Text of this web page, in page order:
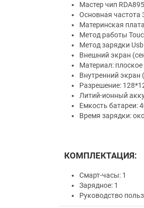
Мастер чип
Основная частота
Материнская
Метод работы
Метод зарядки Usb
Внешний экран
Материал: плоское
Внутренний
Разрешение:
Литий-ионный
Емкость батареи:
Время зарядки:
КОМПЛЕКТАЦИЯ:
Смарт-часы: 1
Зарядное: 1
Руководство